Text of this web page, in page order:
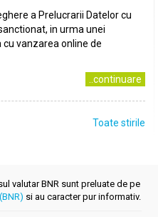
a Prelucrarii Datelor cu
in urma unei
vanzarea online de
..continuare
Toate stirile
valutar BNR sunt preluate de pe
si au caracter pur informativ.